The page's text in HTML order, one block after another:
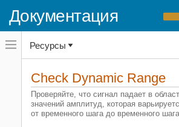
Документация
Переключатель
навигационного
меню
переключатель
навигационного
Simulink
Основы окружения Simulink
Библиотеки блоков
Ресурсы
Check Dynamic Range
Проверяйте, что сигнал падает в
значений амплитуд, которая
от временного шага до временного шага